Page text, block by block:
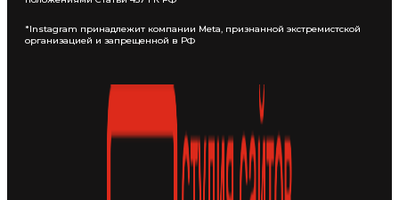
*Instagram принадлежит компании Meta, признанной экстремистской
организацией и запрещенной в РФ